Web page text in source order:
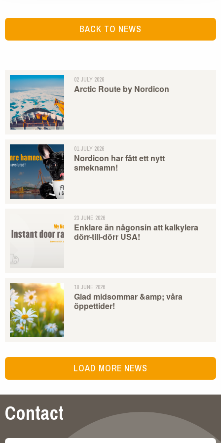
BACK TO NEWS
02 JULY 2026
Arctic Route by Nordicon
01 JULY 2026
Nordicon har fått ett nytt
smeknamn!
23 JUNE 2026
Enklare än någonsin att kalkylera
dörr-till-dörr USA!
18 JUNE 2026
Glad midsommar &amp; våra
öppettider!
LOAD MORE NEWS
Contact